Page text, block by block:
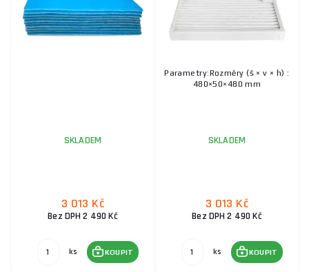
SKLADEM
3 013 Kč
Bez DPH 2 490 Kč
ks KOUPIT
Parametry:Rozměry (š × v × h) :
480×50×480 mm
SKLADEM
3 013 Kč
Bez DPH 2 490 Kč
ks KOUPIT